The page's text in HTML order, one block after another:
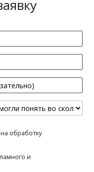
обработку
и